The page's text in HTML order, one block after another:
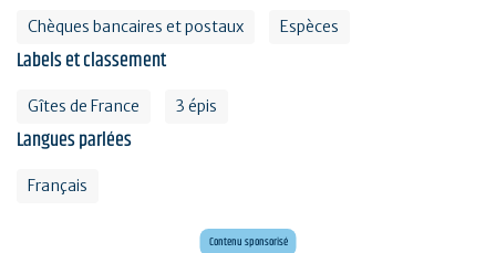
Chèques bancaires et postaux Espèces
Labels et classement
Gîtes de France 3 épis
Langues parlées
Français
Contenu sponsorisé
Voyagez en Préhistoire !